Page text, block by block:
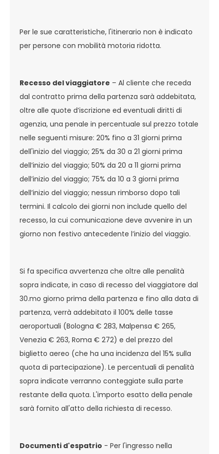
Per le sue caratteristiche, l'itinerario non è indicato
per persone con mobilità motoria ridotta.
Recesso del viaggiatore – Al cliente che receda
dal contratto prima della partenza sarà addebitata,
oltre alle quote d’iscrizione ed eventuali diritti di
agenzia, una penale in percentuale sul prezzo totale
nelle seguenti misure: 20% fino a 31 giorni prima
dell'inizio del viaggio; 25% da 30 a 21 giorni prima
dell’inizio del viaggio; 50% da 20 a 11 giorni prima
dell’inizio del viaggio; 75% da 10 a 3 giorni prima
dell’inizio del viaggio; nessun rimborso dopo tali
termini. Il calcolo dei giorni non include quello del
recesso, la cui comunicazione deve avvenire in un
giorno non festivo antecedente l’inizio del viaggio.
Si fa specifica avvertenza che oltre alle penalità
sopra indicate, in caso di recesso del viaggiatore dal
30.mo giorno prima della partenza e fino alla data di
partenza, verrà addebitato il 100% delle tasse
aeroportuali (Bologna € 283, Malpensa € 265,
Venezia € 263, Roma € 272) e del prezzo del
biglietto aereo (che ha una incidenza del 15% sulla
quota di partecipazione). Le percentuali di penalità
sopra indicate verranno conteggiate sulla parte
restante della quota. L'importo esatto della penale
sarà fornito all'atto della richiesta di recesso.
Documenti d'espatrio - Per l'ingresso nella